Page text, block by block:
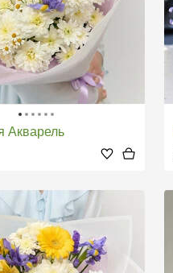
Акварель